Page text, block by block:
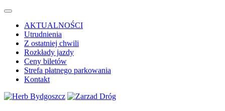
AKTUALNOŚCI
Utrudnienia
Z ostatniej chwili
Rozkłady jazdy
Ceny biletów
Strefa płatnego parkowania
Kontakt